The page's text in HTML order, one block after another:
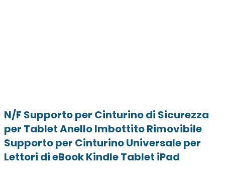
N/F Supporto per Cinturino di Sicurezza
per Tablet Anello Imbottito Rimovibile
Supporto per Cinturino Universale per
Lettori di eBook Kindle Tablet iPad